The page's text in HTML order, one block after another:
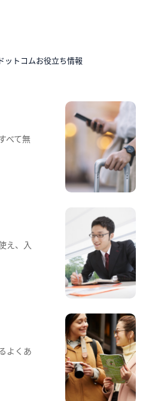
ットコムお役立ち情報
べて無
え、入
よくあ